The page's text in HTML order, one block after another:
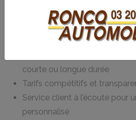
adaptées à la durée de location et
courte ou longue durée
Tarifs compétitifs et
Service client à l’écoute pour
personnalisé